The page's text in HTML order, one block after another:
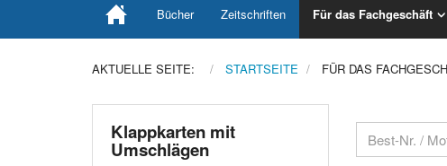
Bücher Zeitschriften Für das Fachgeschäft
AKTUELLE SEITE: STARTSEITE FÜR DAS
Klappkarten mit
Umschlägen